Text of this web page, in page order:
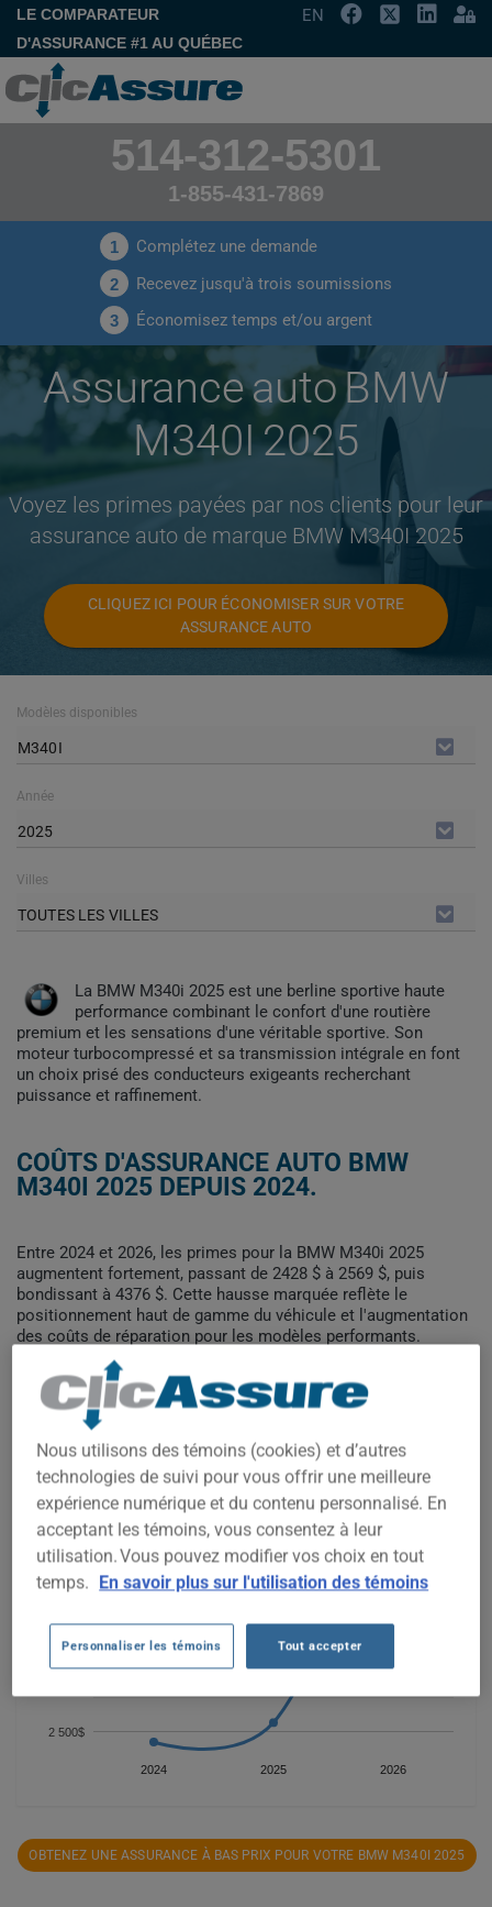
LE COMPARATEUR
D'ASSURANCE #1 AU QUÉBEC
EN
514-312-5301
1-855-431-7869
1 Complétez une demande
2 Recevez jusqu'à trois soumissions
3 Économisez temps et/ou argent
Assurance auto BMW
M340I 2025
Voyez les primes payées par nos clients pour leur
assurance auto de marque BMW M340I 2025
CLIQUEZ ICI POUR ÉCONOMISER SUR VOTRE
ASSURANCE AUTO
Modèles disponibles
M340I
Année
2025
Villes
TOUTES LES VILLES
La BMW M340i 2025 est une berline sportive haute
performance combinant le confort d'une routière
premium et les sensations d'une véritable sportive. Son
moteur turbocompressé et sa transmission intégrale en font
un choix prisé des conducteurs exigeants recherchant
puissance et raffinement.
COÛTS D'ASSURANCE AUTO BMW
M340I 2025 DEPUIS 2024.
Entre 2024 et 2026, les primes pour la BMW M340i 2025
augmentent fortement, passant de 2428 $ à 2569 $, puis
bondissant à 4376 $. Cette hausse marquée reflète le
positionnement haut de gamme du véhicule et l'augmentation
des coûts de réparation pour les modèles performants.
Pour trouver la meilleur assurance pour votre véhicule BMW
M340I 2025, il est plus important que jamais de comparer les
options disponibles.
2024 2025 2026
2 500$
3 500$
4 000$
OBTENEZ UNE ASSURANCE À BAS PRIX POUR VOTRE BMW M340I 2025
Nous utilisons des témoins (cookies) et d’autres
technologies de suivi pour vous offrir une meilleure
expérience numérique et du contenu personnalisé. En
acceptant les témoins, vous consentez à leur
utilisation. Vous pouvez modifier vos choix en tout
temps. En savoir plus sur l'utilisation des témoins
Personnaliser les témoins Tout accepter